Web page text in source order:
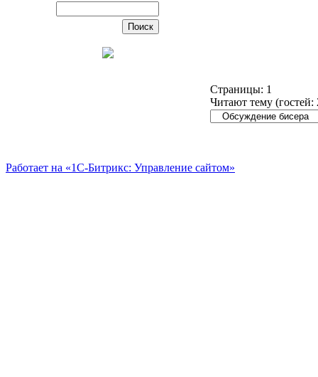
Страницы: 1
Читают тему (гостей:
Работает на «1С-Битрикс: Управление сайтом»